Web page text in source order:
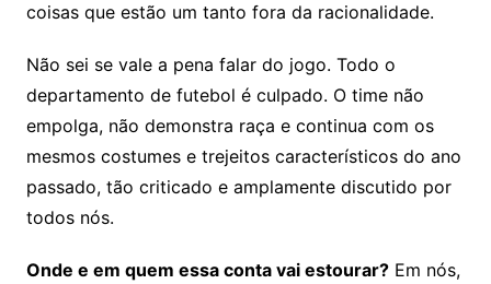
coisas que estão um tanto fora da racionalidade.
Não sei se vale a pena falar do jogo. Todo o
departamento de futebol é culpado. O time não
empolga, não demonstra raça e continua com os
mesmos costumes e trejeitos característicos do ano
passado, tão criticado e amplamente discutido por
todos nós.
Onde e em quem essa conta vai estourar?Em nós,